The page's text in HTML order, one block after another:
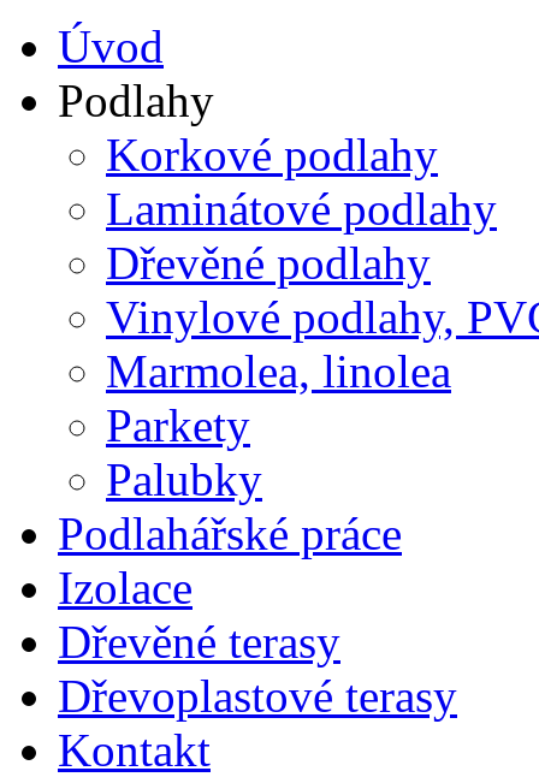
Úvod
Podlahy
Korkové podlahy
Laminátové podlahy
Dřevěné podlahy
Vinylové podlahy,
Marmolea, linolea
Parkety
Palubky
Podlahářské práce
Izolace
Dřevěné terasy
Dřevoplastové terasy
Kontakt